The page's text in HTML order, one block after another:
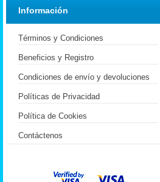
Información
Términos y Condiciones
Beneficios y Registro
Condiciones de envío y devoluciones
Políticas de Privacidad
Política de Cookies
Contáctenos